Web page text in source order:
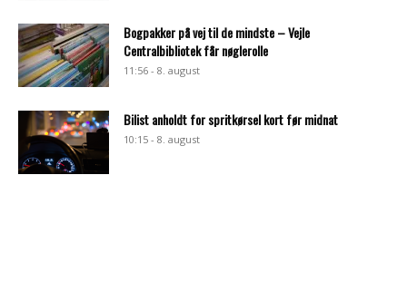
Bogpakker på vej til de mindste – Vejle
Centralbibliotek får nøglerolle
11:56 - 8. august
Bilist anholdt for spritkørsel kort før midnat
10:15 - 8. august